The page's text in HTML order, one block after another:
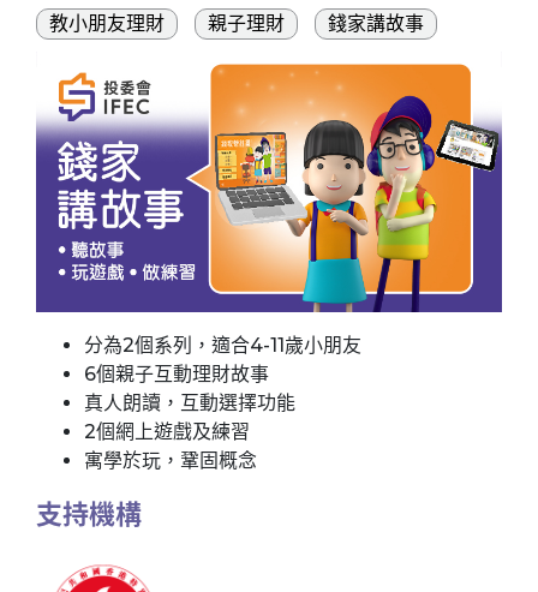
教小朋友理財 親子理財 錢家講故事
分為2個系列，適合4-11歲小朋友
6個親子互動理財故事
真人朗讀，互動選擇功能
2個網上遊戲及練習
寓學於玩，鞏固概念
支持機構